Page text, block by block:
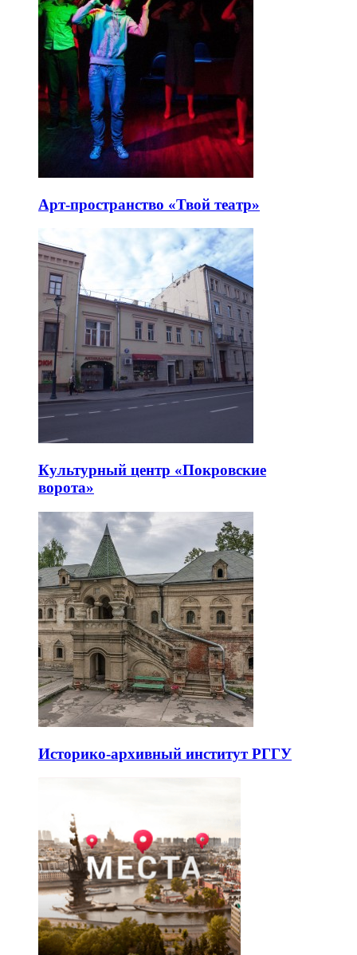
Арт-пространство «Твой театр»
Культурный центр «Покровские
ворота»
Историко-архивный институт РГГУ